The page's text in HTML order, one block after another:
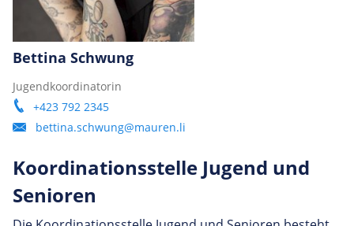
Bettina Schwung
Jugendkoordinatorin
+423 792 2345
bettina.schwung@mauren.li
Koor­di­na­ti­onss­telle Jugend und
Senioren